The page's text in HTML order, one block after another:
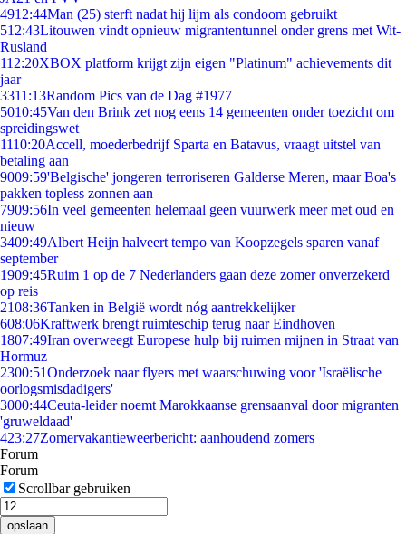
4912:44Man (25) sterft nadat hij lijm als condoom gebruikt
512:43Litouwen vindt opnieuw migrantentunnel onder grens met Wit-
Rusland
112:20XBOX platform krijgt zijn eigen "Platinum" achievements dit
jaar
3311:13Random Pics van de Dag #1977
5010:45Van den Brink zet nog eens 14 gemeenten onder toezicht om
spreidingswet
1110:20Accell, moederbedrijf Sparta en Batavus, vraagt uitstel van
betaling aan
9009:59'Belgische' jongeren terroriseren Galderse Meren, maar Boa's
pakken topless zonnen aan
7909:56In veel gemeenten helemaal geen vuurwerk meer met oud en
nieuw
3409:49Albert Heijn halveert tempo van Koopzegels sparen vanaf
september
1909:45Ruim 1 op de 7 Nederlanders gaan deze zomer onverzekerd
op reis
2108:36Tanken in België wordt nóg aantrekkelijker
608:06Kraftwerk brengt ruimteschip terug naar Eindhoven
1807:49Iran overweegt Europese hulp bij ruimen mijnen in Straat van
Hormuz
2300:51Onderzoek naar flyers met waarschuwing voor 'Israëlische
oorlogsmisdadigers'
3000:44Ceuta-leider noemt Marokkaanse grensaanval door migranten
'gruweldaad'
423:27Zomervakantieweerbericht: aanhoudend zomers
Forum
Forum
Scrollbar gebruiken
opslaan